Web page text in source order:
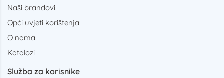
Naši brandovi
Opći uvjeti korištenja
O nama
Katalozi
Služba za korisnike